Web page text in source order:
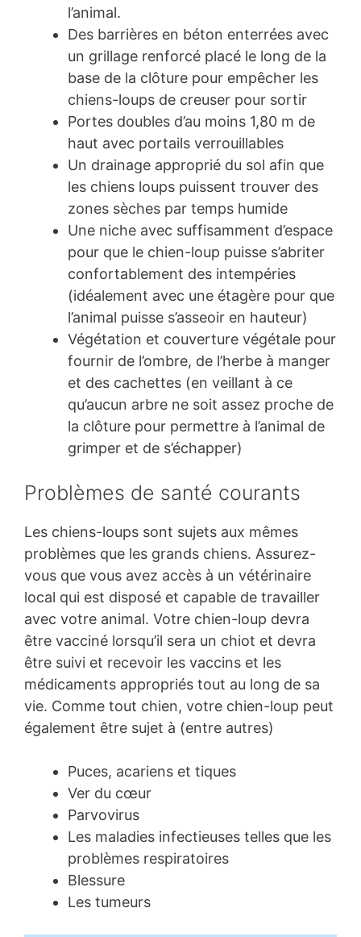
l’animal.
Des barrières en béton enterrées avec
un grillage renforcé placé le long de la
base de la clôture pour empêcher les
chiens-loups de creuser pour sortir
Portes doubles d’au moins 1,80 m de
haut avec portails verrouillables
Un drainage approprié du sol afin que
les chiens loups puissent trouver des
zones sèches par temps humide
Une niche avec suffisamment d’espace
pour que le chien-loup puisse s’abriter
confortablement des intempéries
(idéalement avec une étagère pour que
l’animal puisse s’asseoir en hauteur)
Végétation et couverture végétale pour
fournir de l’ombre, de l’herbe à manger
et des cachettes (en veillant à ce
qu’aucun arbre ne soit assez proche de
la clôture pour permettre à l’animal de
grimper et de s’échapper)
Problèmes de santé courants
Les chiens-loups sont sujets aux mêmes
problèmes que les grands chiens. Assurez-
vous que vous avez accès à un vétérinaire
local qui est disposé et capable de travailler
avec votre animal. Votre chien-loup devra
être vacciné lorsqu’il sera un chiot et devra
être suivi et recevoir les vaccins et les
médicaments appropriés tout au long de sa
vie. Comme tout chien, votre chien-loup peut
également être sujet à (entre autres)
Puces, acariens et tiques
Ver du cœur
Parvovirus
Les maladies infectieuses telles que les
problèmes respiratoires
Blessure
Les tumeurs